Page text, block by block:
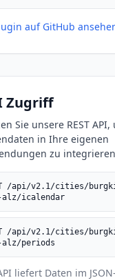
auf GitHub
Zugriff
Sie unsere REST API,
in Ihre eigenen
zu
/api/v2.1/cities/
icalendar
/api/v2.1/cities/
periods
liefert Daten im